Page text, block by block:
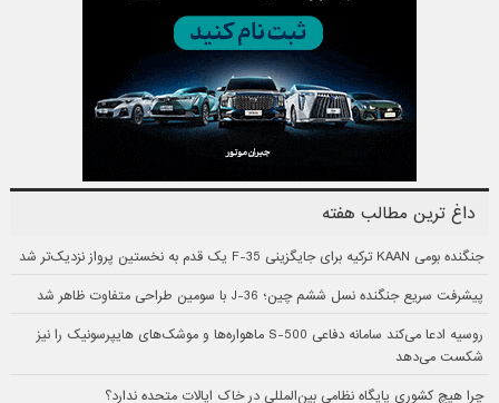
داغ ترین مطالب هفته
جنگنده بومی KAAN ترکیه برای جایگزینی F-35 یک قدم به نخستین پرواز نزدیک‌تر شد
پیشرفت سریع جنگنده نسل ششم چین؛ J-36 با سومین طراحی متفاوت ظاهر شد
روسیه ادعا می‌کند سامانه دفاعی S-500 ماهواره‌ها و موشک‌های هایپرسونیک را نیز
شکست می‌دهد
چرا هیچ کشوری پایگاه نظامی بین‌المللی در خاک ایالات متحده ندارد؟